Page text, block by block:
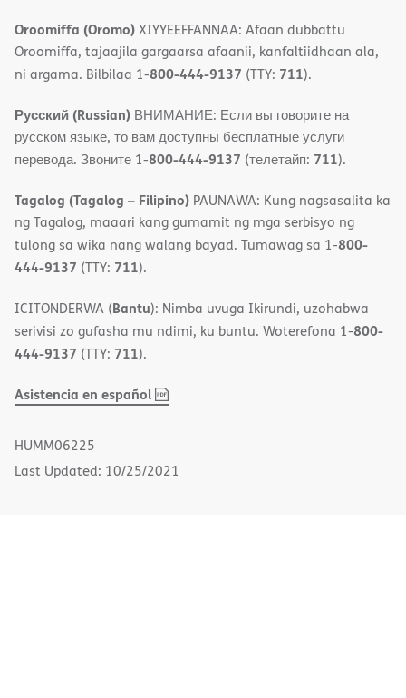
Oroomiffa (Oromo)XIYYEEFFANNAA: Afaan dubbattu
Oroomiffa, tajaajila gargaarsa afaanii, kanfaltiidhaan ala,
ni argama. Bilbilaa 1-800-444-9137 (TTY: 711).
Русский (Russian) ВНИМАНИЕ: Если вы говорите на
русском языке, то вам доступны бесплатные услуги
перевода. Звоните 1-800-444-9137 (телетайп: 711).
Tagalog (Tagalog – Filipino) PAUNAWA: Kung nagsasalita ka
ng Tagalog, maaari kang gumamit ng mga serbisyo ng
tulong sa wika nang walang bayad. Tumawag sa 1-800-
444-9137 (TTY: 711).
ICITONDERWA (Bantu): Nimba uvuga Ikirundi, uzohabwa
serivisi zo gufasha mu ndimi, ku buntu. Woterefona 1-800-
444-9137 (TTY: 711).
Asistencia en español,
(opens
HUMM06225
Last Updated: 10/25/2021